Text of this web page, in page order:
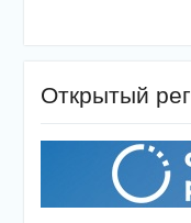
Открытый